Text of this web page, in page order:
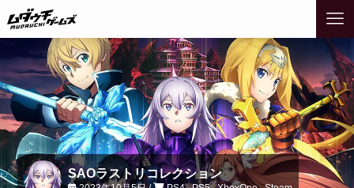
SAOラストリコレクション